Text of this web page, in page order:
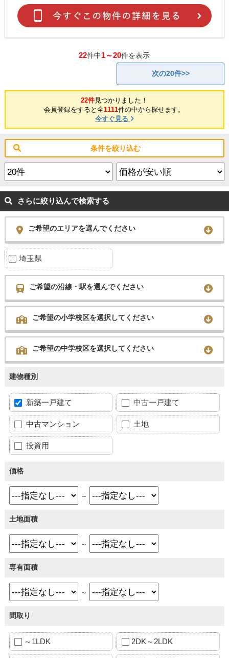
22件中1～20件を表示
次の20件>>
22件見つかりました！
会員登録をすると全1111件の中から探せます。
今すぐ見る
条件を絞り込む
さらに絞り込んで検索する
ご希望のエリアを選んでください
埼玉県
ご希望の沿線・駅を選んでください
ご希望の小学校区を選択してください
ご希望の中学校区を選択してください
建物種別
新築一戸建て 中古一戸建て
中古マンション 土地
投資用
価格
～
土地面積
～
専有面積
～
間取り
～1LDK 2DK～2LDK